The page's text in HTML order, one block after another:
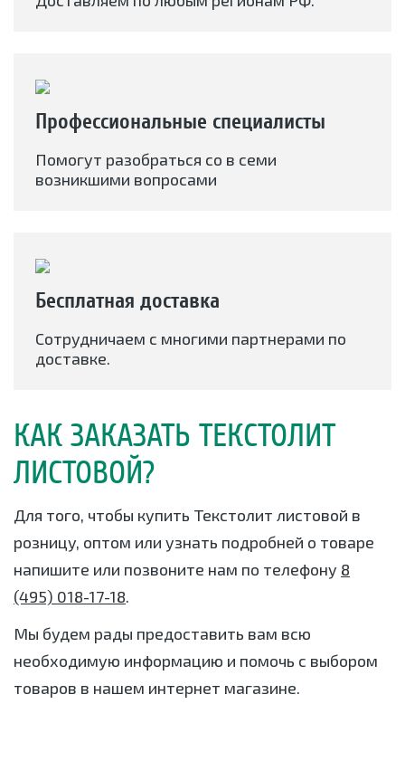
Профессиональные специалисты
Помогут разобраться со в семи
возникшими вопросами
Бесплатная доставка
Сотрудничаем с многими партнерами по
доставке.
КАК ЗАКАЗАТЬ ТЕКСТОЛИТ
ЛИСТОВОЙ?
Для того, чтобы купить Текстолит листовой в
розницу, оптом или узнать подробней о товаре
напишите или позвоните нам по телефону 8
(495) 018-17-18.
Мы будем рады предоставить вам всю
необходимую информацию и помочь с выбором
товаров в нашем интернет магазине.